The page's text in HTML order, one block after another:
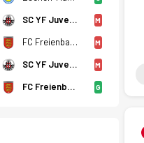
(18.04.2026)
SC YF Juventus M
FC Freienbach M
SC YF Juventus M
FC Freienbach G